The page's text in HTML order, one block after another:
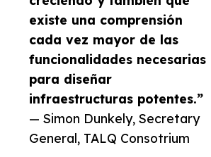
existe una comprensión
cada vez mayor de las
funcionalidades necesarias
para diseñar
infraestructuras potentes.”
— Simon Dunkely, Secretary
General, TALQ Consotrium